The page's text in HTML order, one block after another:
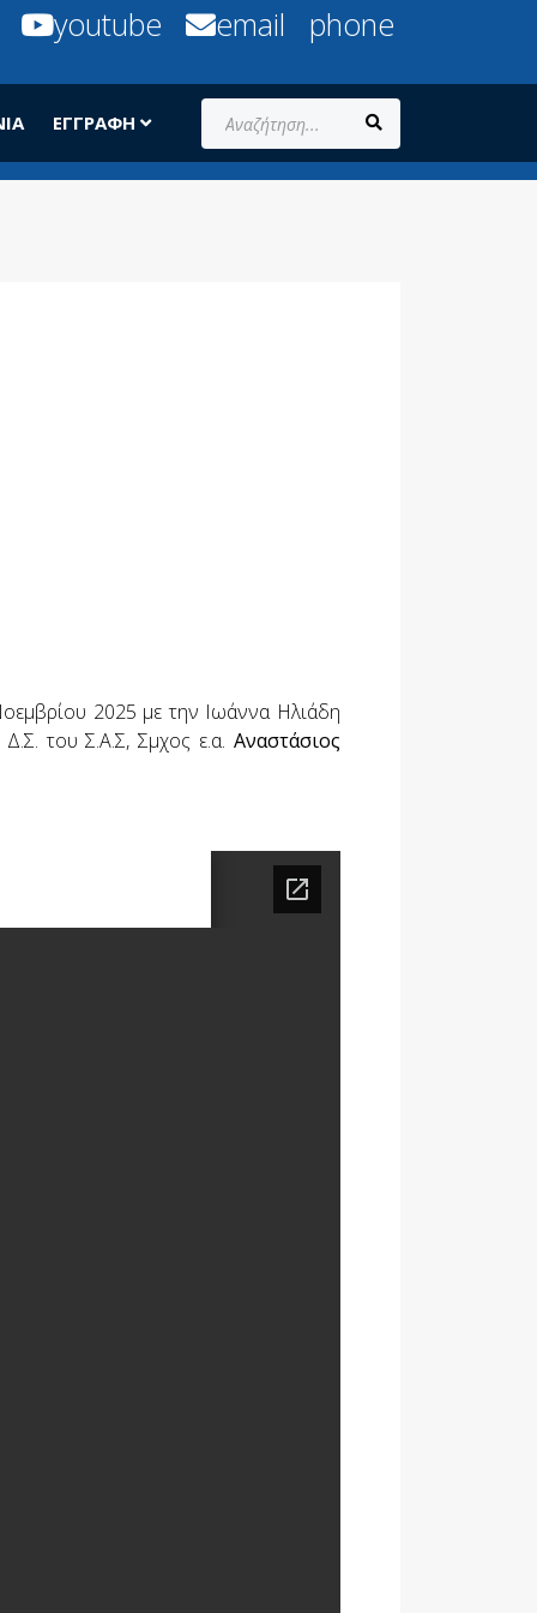
youtube email phone
ΕΓΓΡΑΦΉ Αναζήτηση...
2025 με την Ιωάννα Ηλιάδη
του Σ.Α.Σ, Σμχος ε.α.Αναστάσιος